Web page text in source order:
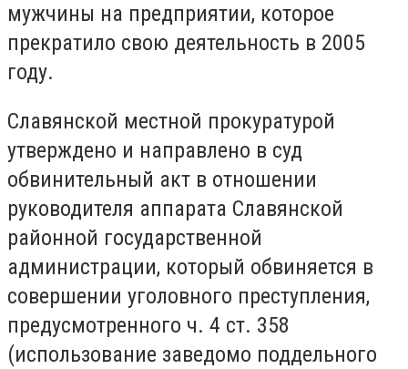
мужчины на предприятии, которое
прекратило свою деятельность в 2005
году.
Славянской местной прокуратурой
утверждено и направлено в суд
обвинительный акт в отношении
руководителя аппарата Славянской
районной государственной
администрации, который обвиняется в
совершении уголовного преступления,
предусмотренного ч. 4 ст. 358
(использование заведомо поддельного